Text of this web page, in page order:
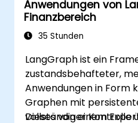
überwachen.
Anwendungen von
Finanzbereich
35 Stunden
LangGraph ist ein
zustandsbehafteter,
Anwendungen in Form
Graphen mit
vollständiger Kontrolle
Dieses von einem